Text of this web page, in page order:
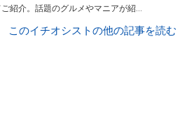
紹介。話題のグルメやマニアが紹介
てレビューしています。毎日トレン
このイチオシストの他の記事を読む